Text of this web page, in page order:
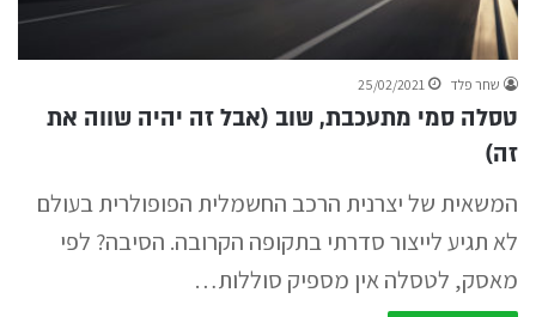
שחר פלד 25/02/2021
טסלה סמי מתעכבת, שוב (אבל זה יהיה שווה את
זה)
המשאית של יצרנית הרכב החשמלית הפופולרית בעולם
לא תגיע לייצור סדרתי בתקופה הקרובה. הסיבה? לפי
מאסק, לטסלה אין מספיק סוללות…